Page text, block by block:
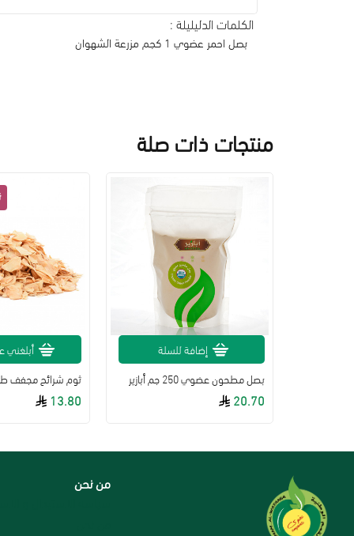
الكلمات الدليليلة :
بصل احمر عضوي 1 كجم مزرعة الشهوان
منتجات ذات صلة
بصل مطحون عضوي 250 جم أبازير
20.70
إضافة للسلة
ثوم شرائح مجفف
13.80
أبلغني
من نحن